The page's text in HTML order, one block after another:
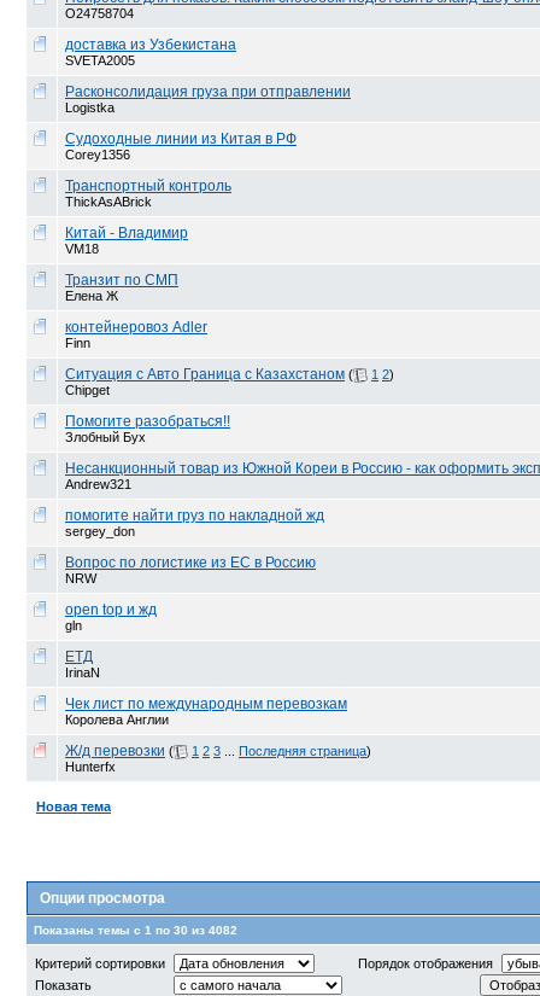
O24758704
доставка из Узбекистана
SVETA2005
Расконсолидация груза при отправлении
Logistka
Судоходные линии из Китая в РФ
Corey1356
Транспортный контроль
ThickAsABrick
Китай - Владимир
VM18
Транзит по СМП
Елена Ж
контейнеровоз Adler
Finn
Ситуация с Авто Граница с Казахстаном ( 1 2)
Chipget
Помогите разобраться!!
Злобный Бух
Несанкционный товар из Южной Кореи в Россию - как оформить
Andrew321
помогите найти груз по накладной жд
sergey_don
Вопрос по логистике из ЕС в Россию
NRW
open top и жд
gln
ЕТД
IrinaN
Чек лист по международным перевозкам
Королева Англии
Ж/д перевозки ( 1 2 3 Последняя страница)
Hunterfx
Новая тема
Опции просмотра
Показаны темы с 1 по 30 из 4082
Критерий сортировки
Порядок отображения
Показать